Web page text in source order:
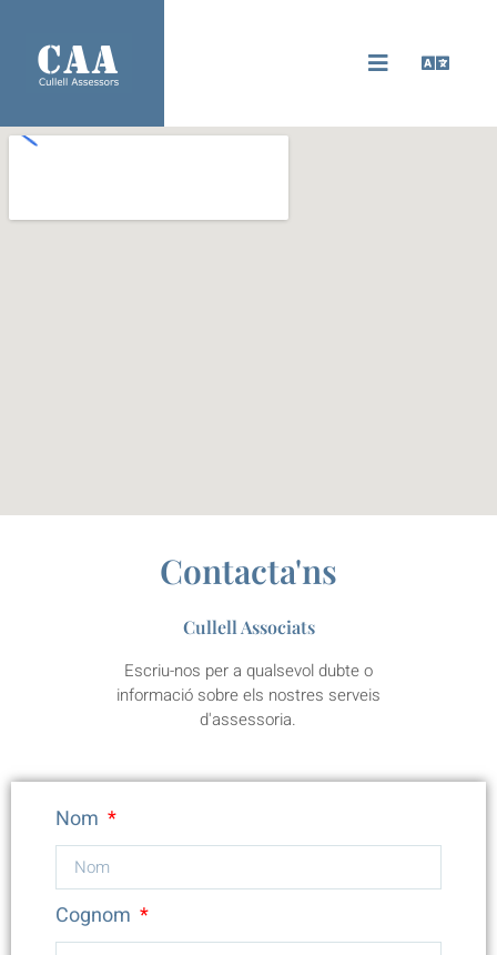
Contacta'ns
Cullell Associats
Escriu-nos per a qualsevol dubte o
informació sobre els nostres serveis
d'assessoria.
Nom
Cognom